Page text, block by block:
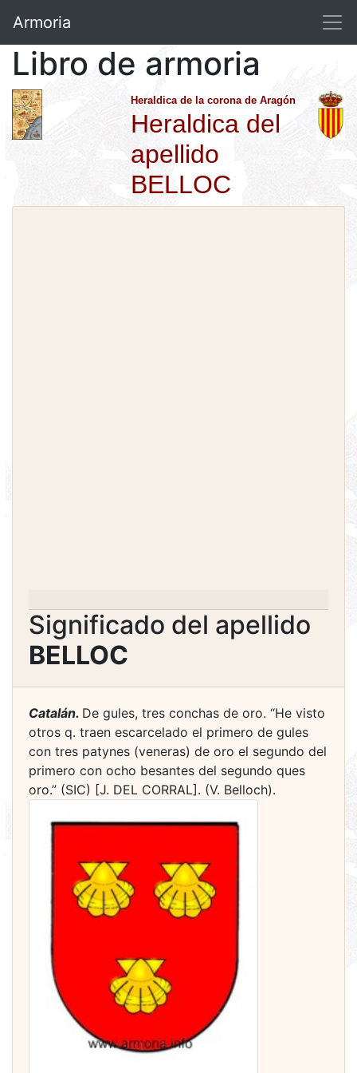
Armoria
Libro de armoria
Heraldica de la corona de Aragón
Heraldica del
apellido
BELLOC
Significado del apellido
BELLOC
Catalán. De gules, tres conchas de oro. “He visto
otros q. traen escarcelado el primero de gules
con tres patynes (veneras) de oro el segundo del
primero con ocho besantes del segundo ques
oro.” (SIC) [J. DEL CORRAL]. (V. Belloch).